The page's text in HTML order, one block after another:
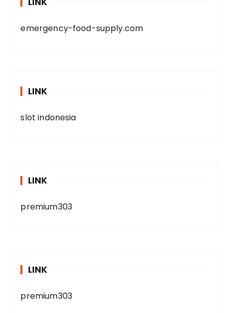
emergency-food-supply.com
LINK
slot indonesia
LINK
premium303
LINK
premium303